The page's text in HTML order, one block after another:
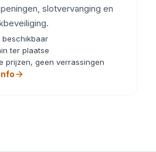
slotvervanging en
beschikbaar
ter plaatse
prijzen, geen verrassingen